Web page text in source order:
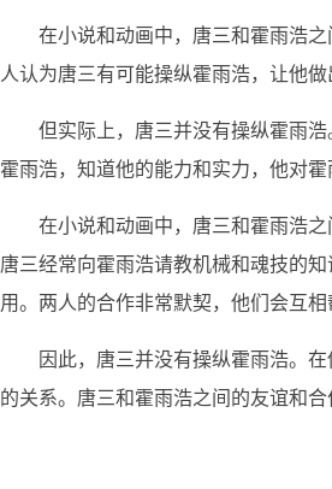
在小说和动画中，唐三和霍雨浩
人认为唐三有可能操纵霍雨浩，让他
但实际上，唐三并没有操纵霍雨
霍雨浩，知道他的能力和实力，他对
在小说和动画中，唐三和霍雨浩
唐三经常向霍雨浩请教机械和魂技的
用。两人的合作非常默契，他们会互
因此，唐三并没有操纵霍雨浩。
的关系。唐三和霍雨浩之间的友谊和